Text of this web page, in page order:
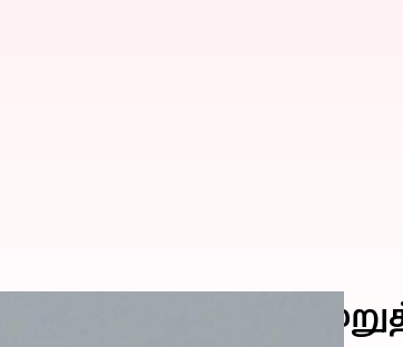
தைவானை